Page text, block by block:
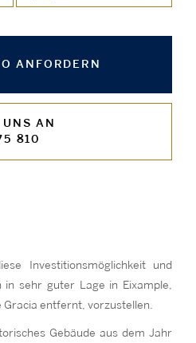
ANFORDERN
AN
810
Investitionsmöglichkeit und
in sehr guter Lage in Eixample,
entfernt, vorzustellen.
Gebäude aus dem Jahr